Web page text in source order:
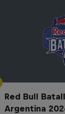
Red Bull
Argentina